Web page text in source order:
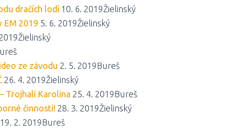
dračích lodí10. 6. 2019Žielinský
EM 2019 5. 6. 2019Žielinský
ze závodu 2. 5. 2019Bureš
26. 4. 2019Žielinský
Trojhalí Karolina 25. 4. 2019Bureš
činnosti!28. 3. 2019Žielinský
19. 2. 2019Bureš